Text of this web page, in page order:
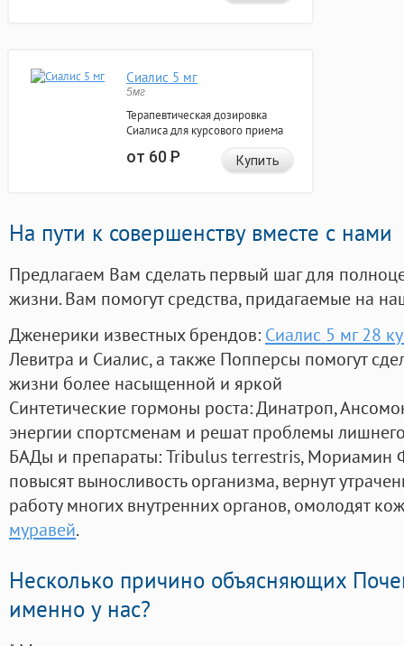
Сиалис 5 мг
5мг
Терапевтическая дозировка
Сиалиса для курсового приема
от 60Р Купить
На пути к совершенству вместе с нами
Предлагаем Вам сделать первый шаг для
жизни. Вам помогут средства, придагаемые на
Дженерики известных брендов: Сиалис 5 мг 28
Левитра и Сиалис, а также Попперсы помогут
жизни более насыщенной и яркой
Синтетические гормоны роста: Динатроп,
энергии спортсменам и решат проблемы
БАДы и препараты:Tribulus terrestris, Мориамин
повысят выносливость организма, вернут
работу многих внутренних органов, омолодят
муравей.
Несколько причино объясняющих
именно у нас?